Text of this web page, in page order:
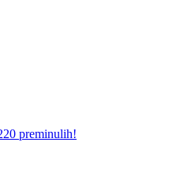
preminulih!